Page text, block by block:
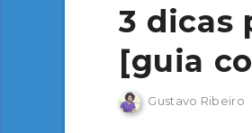
3 dicas
[guia
Gustavo Ribeiro